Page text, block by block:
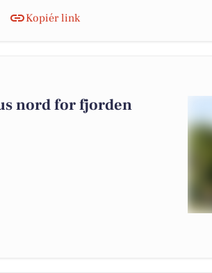
Kopiér link
nord for fjorden